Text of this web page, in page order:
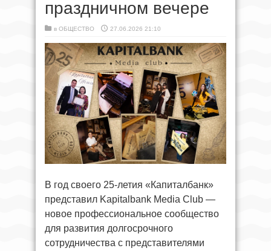
праздничном вечере
в ОБЩЕСТВО 27.06.2026 21:10
В год своего 25-летия «Капиталбанк»
представил Kapitalbank Media Club —
новое профессиональное сообщество
для развития долгосрочного
сотрудничества с представителями